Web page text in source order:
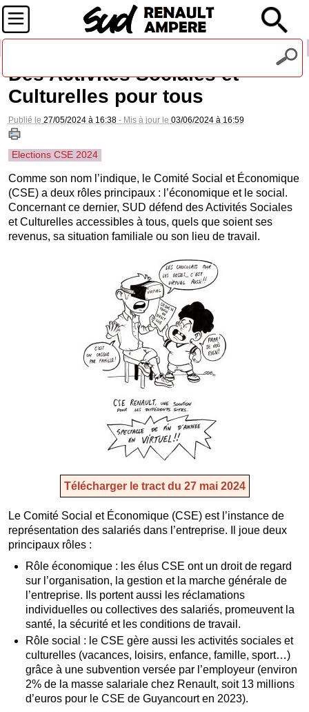
Des Activités Sociales et
Culturelles pour tous
Publié le 27/05/2024 à 16:38- Mis à jour le 03/06/2024 à 16:59
Elections CSE 2024
Comme son nom l’indique, le Comité Social et Économique
(CSE) a deux rôles principaux : l’économique et le social.
Concernant ce dernier, SUD défend des Activités Sociales
et Culturelles accessibles à tous, quels que soient ses
revenus, sa situation familiale ou son lieu de travail.
Télécharger le tract du 27 mai 2024
Le Comité Social et Économique (CSE) est l’instance de
représentation des salariés dans l’entreprise. Il joue deux
principaux rôles :
Rôle économique : les élus CSE ont un droit de regard
sur l’organisation, la gestion et la marche générale de
l’entreprise. Ils portent aussi les réclamations
individuelles ou collectives des salariés, promeuvent la
santé, la sécurité et les conditions de travail.
Rôle social : le CSE gère aussi les activités sociales et
culturelles (vacances, loisirs, enfance, famille, sport…)
grâce à une subvention versée par l’employeur (environ
2% de la masse salariale chez Renault, soit 13 millions
d’euros pour le CSE de Guyancourt en 2023).